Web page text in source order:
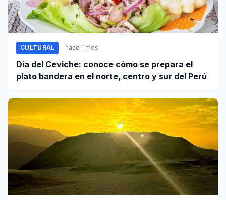
CULTURAL hace 1 mes
Día del Ceviche: conoce cómo se prepara el
plato bandera en el norte, centro y sur del Perú